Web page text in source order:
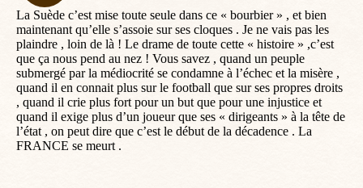
La Suède c’est mise toute seule dans ce « bourbier » , et bien
maintenant qu’elle s’assoie sur ses cloques . Je ne vais pas les
plaindre , loin de là ! Le drame de toute cette « histoire » ,c’est
que ça nous pend au nez ! Vous savez , quand un peuple
submergé par la médiocrité se condamne à l’échec et la misère ,
quand il en connait plus sur le football que sur ses propres droits
, quand il crie plus fort pour un but que pour une injustice et
quand il exige plus d’un joueur que ses « dirigeants » à la tête de
l’état , on peut dire que c’est le début de la décadence . La
FRANCE se meurt .